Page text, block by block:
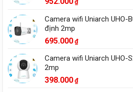
₫
Camera wifi Uniarch UHO-
định 2mp
695.000 ₫
Camera wifi Uniarch UHO-
2mp
398.000 ₫